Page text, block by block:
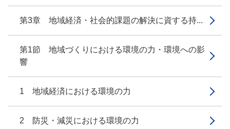
第3章 地域経済・社会的課題の解決に資する持...
第1節 地域づくりにおける環境の力・環境への影
響
1 地域経済における環境の力
2 防災・減災における環境の力